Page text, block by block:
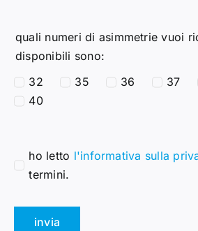
quali numeri di asimmetrie vuoi
disponibili sono:
32
35 36 37
40
ho letto l'informativa sulla
termini.
invia